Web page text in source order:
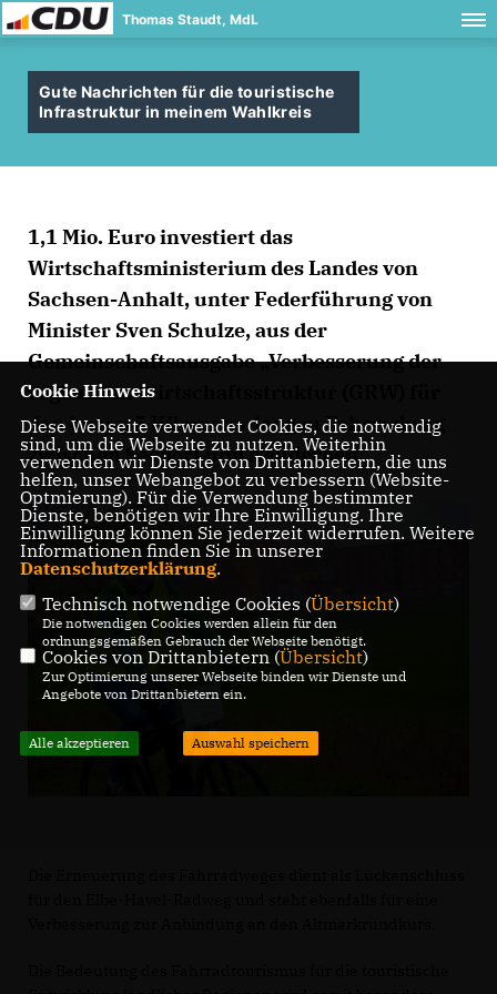
Thomas Staudt, MdL
Gute Nachrichten für die touristische
Infrastruktur in meinem Wahlkreis
1,1 Mio. Euro investiert das
Wirtschaftsministerium des Landes von
Sachsen-Anhalt, unter Federführung von
Minister Sven Schulze, aus der
Gemeinschaftsausgabe „Verbesserung der
regionalen Wirtschaftsstruktur (GRW) für
den knapp 5 Kilometer langen Fahrradweg
zwischen Seedorf und Neuderben.
Cookie Hinweis
Diese Webseite verwendet Cookies, die notwendig
sind, um die Webseite zu nutzen. Weiterhin
verwenden wir Dienste von Drittanbietern, die uns
helfen, unser Webangebot zu verbessern (Website-
Optmierung). Für die Verwendung bestimmter
Dienste, benötigen wir Ihre Einwilligung. Ihre
Einwilligung können Sie jederzeit widerrufen. Weitere
Informationen finden Sie in unserer
Datenschutzerklärung.
Technisch notwendige Cookies (Übersicht)
Die notwendigen Cookies werden allein für den
ordnungsgemäßen Gebrauch der Webseite benötigt.
Cookies von Drittanbietern (Übersicht)
Zur Optimierung unserer Webseite binden wir Dienste und
Angebote von Drittanbietern ein.
Alle akzeptieren Auswahl speichern